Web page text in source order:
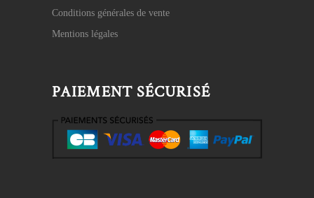
Conditions générales de vente
Mentions légales
PAIEMENT SÉCURISÉ